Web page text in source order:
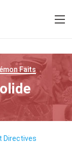
Faits
Directives